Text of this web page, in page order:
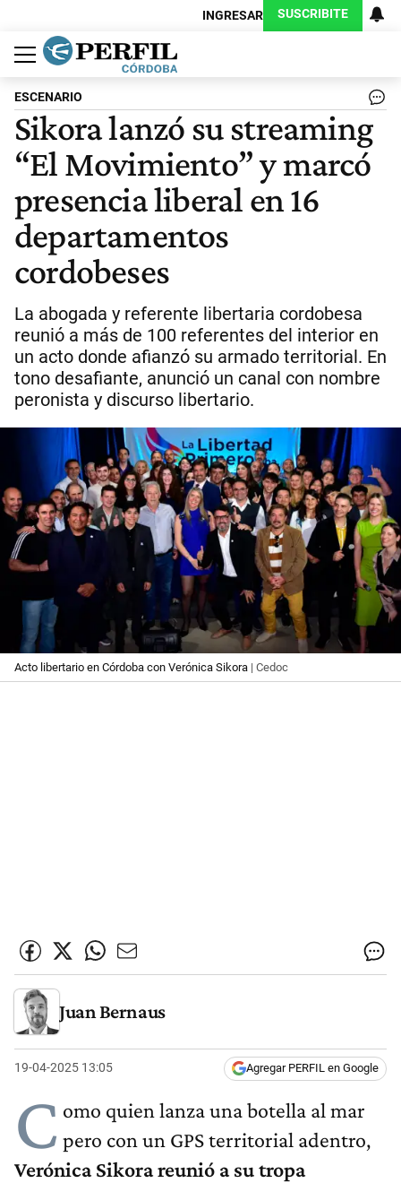
INGRESAR SUSCRIBITE
Política
Economía
Judiciales
Sociedad
Cultura
Espectáculos
Deportes
Protagonistas
ESCENARIO
Sikora lanzó su streaming
“El Movimiento” y marcó
presencia liberal en 16
departamentos
cordobeses
La abogada y referente libertaria cordobesa
reunió a más de 100 referentes del interior en
un acto donde afianzó su armado territorial. En
tono desafiante, anunció un canal con nombre
peronista y discurso libertario.
Acto libertario en Córdoba con Verónica Sikora | Cedoc
Juan Bernaus
19-04-2025 13:05 Agregar PERFIL en Google
C omo quien lanza una botella al mar
pero con un GPS territorial adentro,
Verónica Sikora reunió a su tropa